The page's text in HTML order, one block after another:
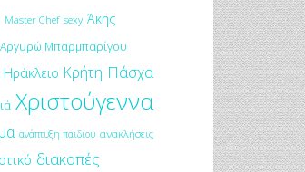
Master Chef sexy Άκης
Αργυρώ Μπαρμπαρίγου
Ηράκλειο Κρήτη Πάσχα
Χριστούγεννα
ανάπτυξη παιδιού ανακλήσεις
διακοπές